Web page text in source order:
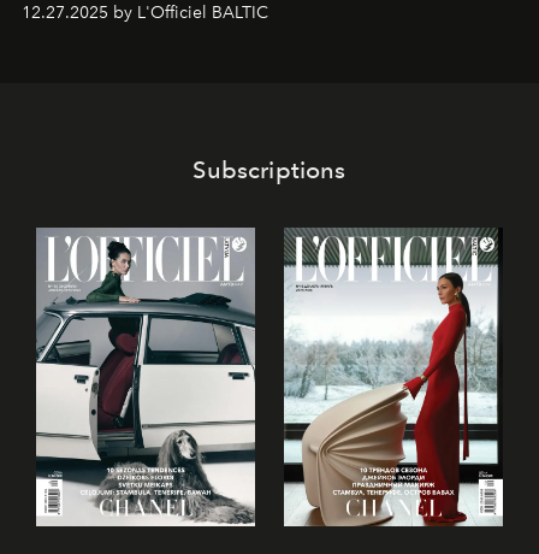
решения для дизайнеров и молодых брендов.
12.27.2025 by L'Officiel BALTIC
Subscriptions